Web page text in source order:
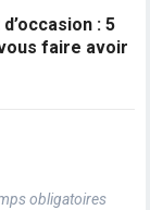
: 5
faire avoir
obligatoires